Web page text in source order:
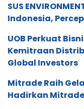
SUS
Indonesia,
UOB Perkuat
Kemitraan
Global Investors
Mitrade Raih
Hadirkan